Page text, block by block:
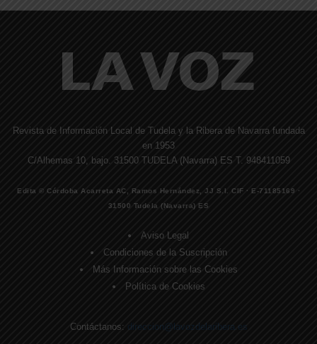
Revista de Información Local de Tudela y la Ribera de Navarra fundada
en 1953
C/Alhemas 10, bajo. 31500 TUDELA (Navarra) ES T. 948411059
Edita © Córdoba Acarreta AC, Ramos Hernández, JJ S.I. CIF · E-71185169 ·
31500 Tudela (Navarra) ES
Aviso Legal
Condiciones de la Suscripción
Más Información sobre las Cookies
Política de Cookies
Contáctanos: direccion@lavozdelaribera.es